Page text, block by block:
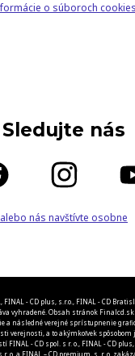
o súboroch cookies
Sledujte nás
alebo nás navštívte osobne
FINAL - CD plus, s.r.o., FINAL - CD
vyhradené. Obsah stránok
a následné verejné sprístupnenie
verejnosti, a to akýmkoľvek spôsobom
- CD spol. s r. o., FINAL - CD plus,
r. o. a FINAL – CD premium, s. r. o.